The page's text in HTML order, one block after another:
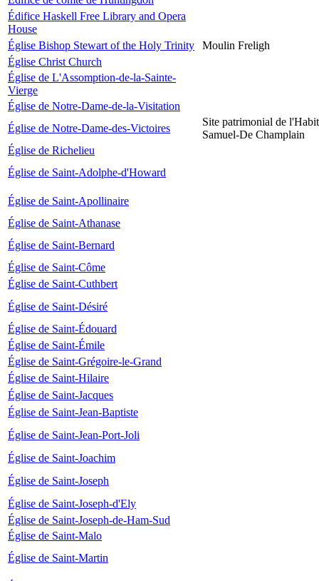
Édifice Haskell Free Library and Opera
House
Église Bishop Stewart of the Holy Trinity
Moulin Freligh
Église Christ Church
Église de L'Assomption-de-la-Sainte-
Vierge
Église de Notre-Dame-de-la-Visitation
Église de Notre-Dame-des-Victoires
Site patrimonial de
Samuel-De Champlain
Église de Richelieu
Église de Saint-Adolphe-d'Howard
Église de Saint-Apollinaire
Église de Saint-Athanase
Église de Saint-Bernard
Église de Saint-Côme
Église de Saint-Cuthbert
Église de Saint-Désiré
Église de Saint-Édouard
Église de Saint-Émile
Église de Saint-Grégoire-le-Grand
Église de Saint-Hilaire
Église de Saint-Jacques
Église de Saint-Jean-Baptiste
Église de Saint-Jean-Port-Joli
Église de Saint-Joachim
Église de Saint-Joseph
Église de Saint-Joseph-d'Ely
Église de Saint-Joseph-de-Ham-Sud
Église de Saint-Malo
Église de Saint-Martin